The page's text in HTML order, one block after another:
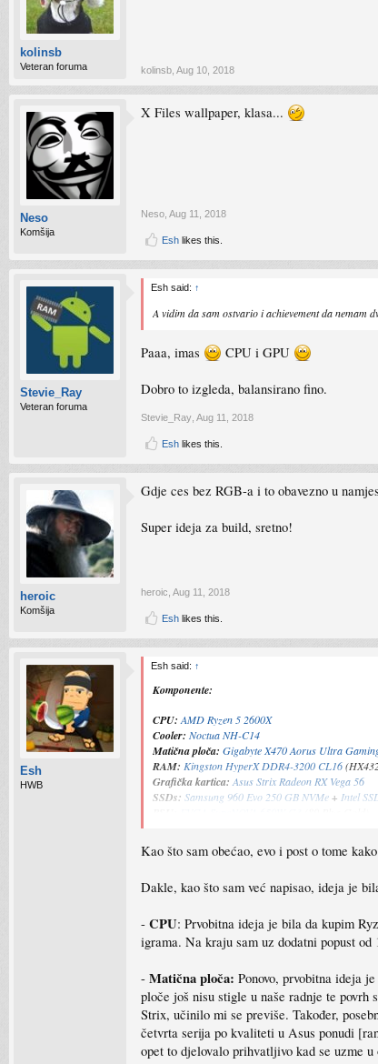
kolinsb
Veteran foruma kolinsb Aug 10, 2018
Neso
Komšija
X Files wallpaper, klasa...
Neso Aug 11, 2018
Esh likes this.
Stevie_Ray
Veteran foruma
Esh said: ↑
A vidim da sam ostvario i achievement da nemam
Paaa, imas CPU i GPU
Dobro to izgleda, balansirano fino.
Stevie_Ray Aug 11, 2018
Esh likes this.
heroic
Komšija
Gdje ces bez RGB-a i to obavezno u
Super ideja za build, sretno!
heroic Aug 11, 2018
Esh likes this.
Esh
HWB
Esh said: ↑
Komponente:
CPU: AMD Ryzen 5 2600X
Cooler: Noctua NH-C14
Matična ploča: Gigabyte X470 Aorus Ultra
RAM: Kingston HyperX DDR4-3200 CL16
Grafička kartica:Asus Strix Radeon RX Vega 56
SSDs: Samsung 960 Evo 250 GB NVMe+ Intel
Kao što sam obećao, evo i post o tome
Dakle, kao što sam već napisao, ideja je
- CPU: Prvobitna ideja je bila da kupim
igrama. Na kraju sam uz dodatni popust
- Matična ploča: Ponovo, prvobitna ideja
ploče još nisu stigle u naše radnje te
Strix, učinilo mi se previše. Također,
četvrta serija po kvaliteti u Asus ponudi
opet to djelovalo prihvatljivo kad se uzme